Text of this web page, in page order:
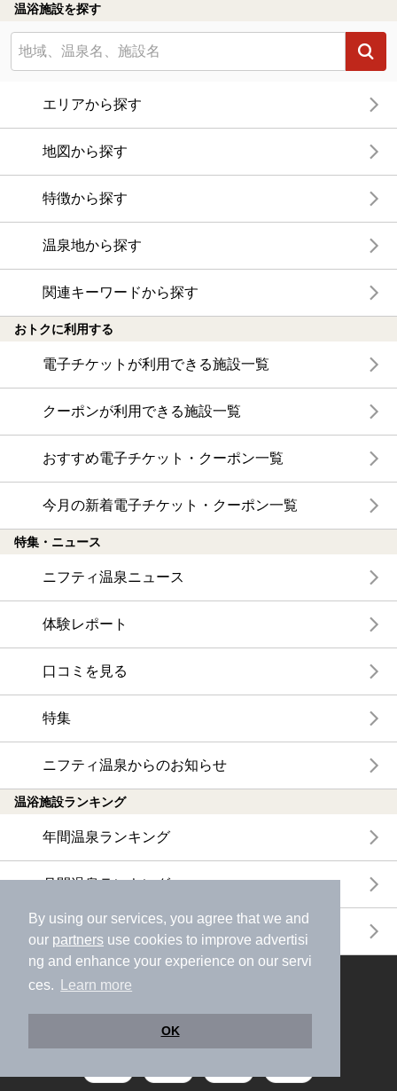
By using our services, you agree that we and
our partners use cookies to improve advertisi
ng and enhance your experience on our servi
ces.
Learn more
OK
温浴施設を探す
エリアから探す
地図から探す
特徴から探す
温泉地から探す
関連キーワードから探す
おトクに利用する
電子チケットが利用できる施設一覧
クーポンが利用できる施設一覧
おすすめ電子チケット・クーポン一覧
今月の新着電子チケット・クーポン一覧
特集・ニュース
ニフティ温泉ニュース
体験レポート
口コミを見る
特集
ニフティ温泉からのお知らせ
温浴施設ランキング
年間温泉ランキング
月間温泉ランキング
サウナランキング
ニフティ温泉公式アカウントをフォローして